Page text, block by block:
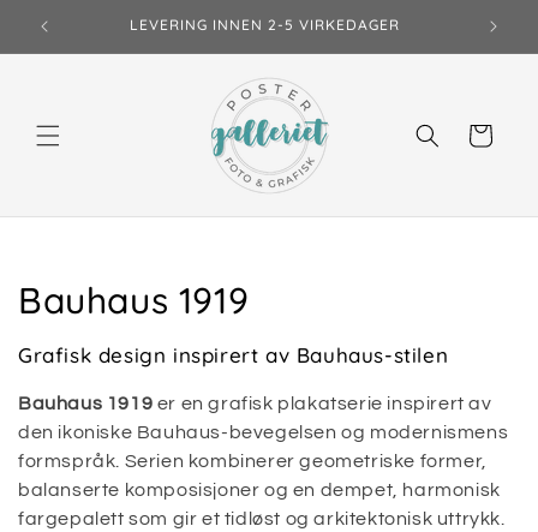
videre til
LEVERING INNEN 2-5 VIRKEDAGER
Handlekurv
S
a
m
l
i
Bauhaus 1919
Grafisk design inspirert av Bauhaus-stilen
Bauhaus 1919 er en grafisk plakatserie inspirert av
den ikoniske Bauhaus-bevegelsen og modernismens
formspråk. Serien kombinerer geometriske former,
balanserte komposisjoner og en dempet, harmonisk
fargepalett som gir et tidløst og arkitektonisk uttrykk.